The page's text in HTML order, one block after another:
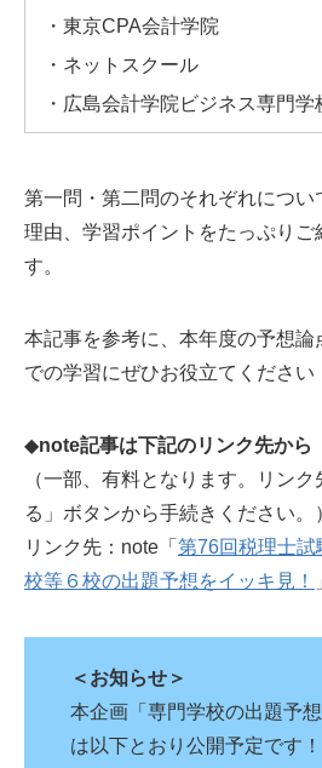
・東京CPA会計学院
・ネットスクール
・広島会計学院ビジネス専門学
第一問・第二問のそれぞれにつ
理由、学習ポイントをたっぷりご
す。
本記事を参考に、本年度の予想論
での学習にぜひお役立てくださ
◆note記事は下記のリンク先から
（一部、有料となります。リン
る」ボタンから手続きください。
リンク先：note「 第76回税理士試
校等６校の出題予想をイッキ見！
＜お知らせ＞
本企画「専門学校の出題予想
は以下とおり公開予定です